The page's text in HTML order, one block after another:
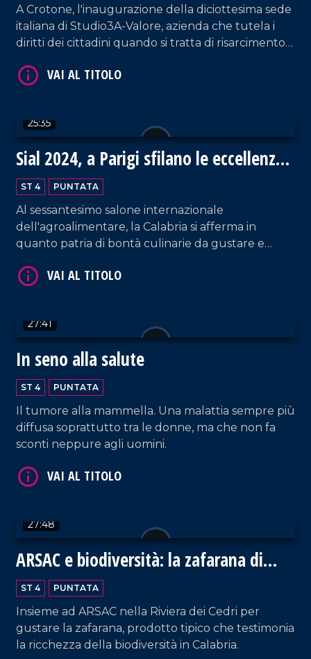
A Crotone, l'inaugurazione della diciottesima sede
italiana di Studio3A-Valore, azienda che tutela i
diritti dei cittadini quando si tratta di risarcimento
25:35
Sial 2024, a Parigi sfilano le eccellenze
gastronomiche della Calabria
ST 4 PUNTATA
Al sessantesimo salone internazionale
dell'agroalimentare, la Calabria si afferma in
quanto patria di bontà culinarie da gustare e
27:41
In seno alla salute
ST 4 PUNTATA
Il tumore alla mammella. Una malattia sempre più
diffusa soprattutto tra le donne, ma che non fa
sconti neppure agli uomini.
27:48
ARSAC e biodiversità: la zafarana di
Tortora
ST 4 PUNTATA
Insieme ad ARSAC nella Riviera dei Cedri per
gustare la zafarana, prodotto tipico che testimonia
la ricchezza della biodiversità in Calabria.
VAI AL TITOLO
VAI AL TITOLO
VAI AL TITOLO
VAI AL TITOLO